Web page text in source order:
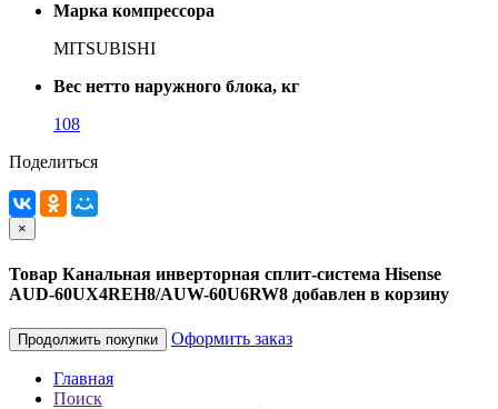
Марка компрессора
MITSUBISHI
Вес нетто наружного блока, кг
108
Поделиться
×
Товар Канальная инверторная сплит-система Hisense
AUD-60UX4REH8/AUW-60U6RW8 добавлен в корзину
Продолжить покупки Оформить заказ
Главная
Поиск